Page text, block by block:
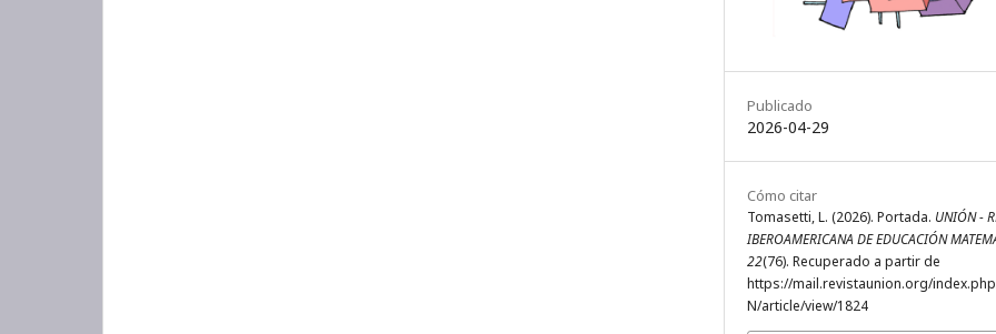
Publicado
2026-04-29
Cómo citar
Tomasetti, L. (2026). Portada. UNIÓN -
IBEROAMERICANA DE EDUCACIÓN
22(76). Recuperado a partir de
https://mail.revistaunion.org/
N/article/view/1824